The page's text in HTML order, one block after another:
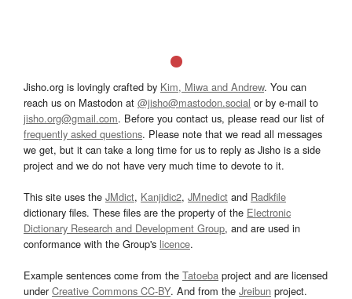
Jisho.org is lovingly crafted by Kim, Miwa and Andrew. You can
reach us on Mastodon at @jisho@mastodon.social or by e-mail to
jisho.org@gmail.com. Before you contact us, please read our list of
frequently asked questions. Please note that we read all messages
we get, but it can take a long time for us to reply as Jisho is a side
project and we do not have very much time to devote to it.
This site uses the JMdict, Kanjidic2, JMnedict and Radkfile
dictionary files. These files are the property of the Electronic
Dictionary Research and Development Group, and are used in
conformance with the Group's licence.
Example sentences come from the Tatoeba project and are licensed
underCreative Commons CC-BY. And from the Jreibun project.